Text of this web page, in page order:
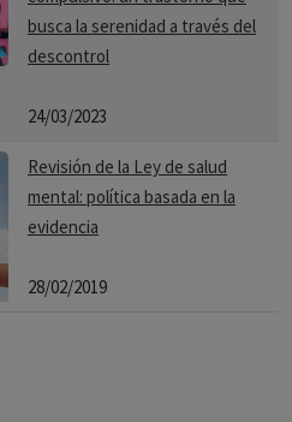
busca la serenidad a través del
descontrol
24/03/2023
Revisión de la Ley de salud
mental: política basada en la
evidencia
28/02/2019